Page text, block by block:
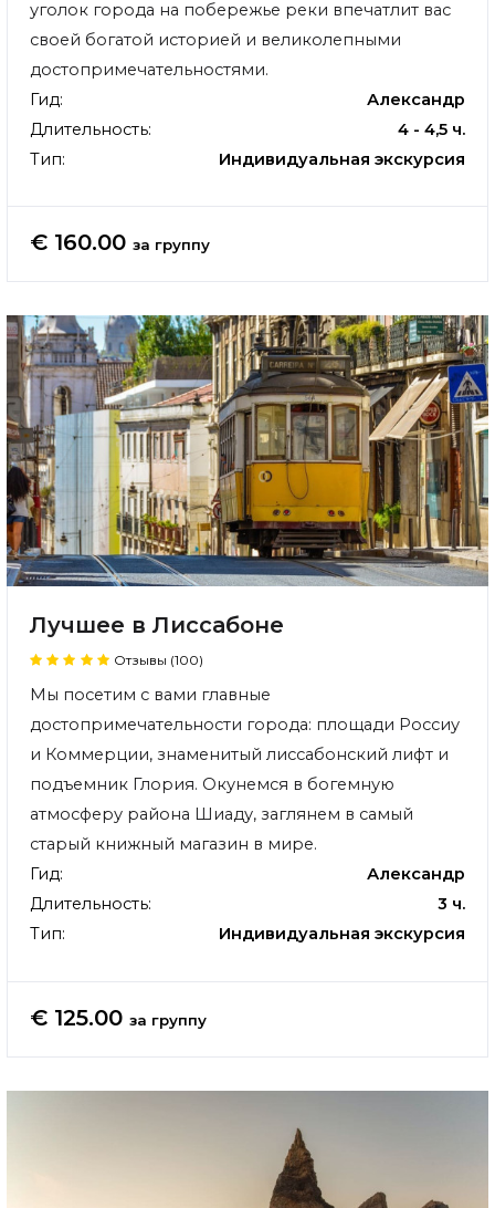
уголок города на побережье реки впечатлит вас
своей богатой историей и великолепными
достопримечательностями.
Гид:
Александр
Длительность:
4 - 4,5 ч.
Тип:
Индивидуальная экскурсия
€ 160.00 за группу
Лучшее в Лиссабоне
Отзывы (100)
Мы посетим с вами главные
достопримечательности города: площади Россиу
и Коммерции, знаменитый лиссабонский лифт и
подъемник Глория. Окунемся в богемную
атмосферу района Шиаду, заглянем в самый
старый книжный магазин в мире.
Гид:
Александр
Длительность:
3 ч.
Тип:
Индивидуальная экскурсия
€ 125.00 за группу